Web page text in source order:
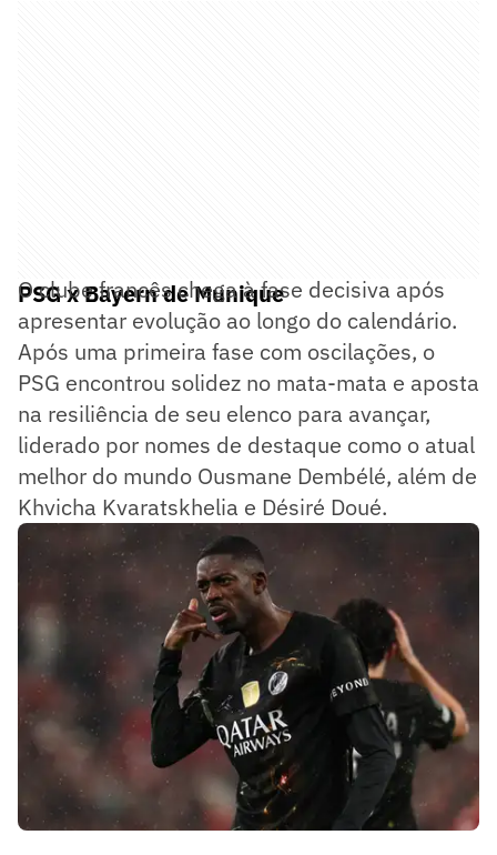
PSG x Bayern de Munique
O clube francês chega à fase decisiva após
apresentar evolução ao longo do calendário.
Após uma primeira fase com oscilações, o
PSG encontrou solidez no mata-mata e aposta
na resiliência de seu elenco para avançar,
liderado por nomes de destaque como o atual
melhor do mundo Ousmane Dembélé, além de
Khvicha Kvaratskhelia e Désiré Doué.